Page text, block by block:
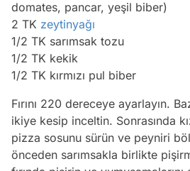
domates, pancar, yeşil biber)
2 TK zeytinyağı
1/2 TK sarımsak tozu
1/2 TK kekik
1/2 TK kırmızı pul biber
Fırını 220 dereceye ayarlayın.
ikiye kesip inceltin. Sonrasında
pizza sosunu sürün ve peyniri
önceden sarımsakla birlikte